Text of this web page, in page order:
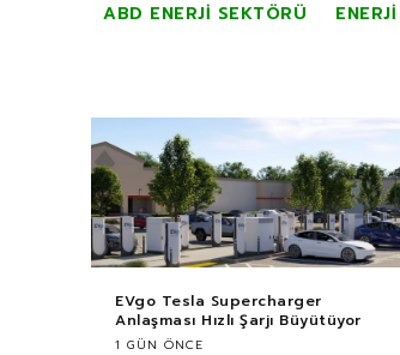
ABD ENERJI SEKTÖRÜ
EVgo Tesla Supercharger
Anlaşması Hızlı Şarjı Büyütüyor
1 GÜN ÖNCE